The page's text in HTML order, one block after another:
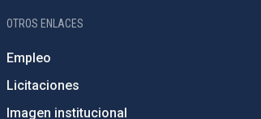
OTROS ENLACES
Empleo
Licitaciones
Imagen institucional